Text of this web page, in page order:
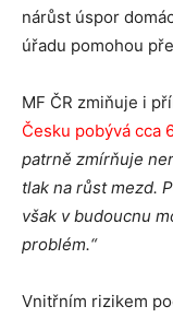
nárůst úspor
úřadu pomohou
MF ČR zmiňuje i
Česku pobývá cca
patrně zmírňuje
tlak na růst mezd.
však v budoucnu
problém.“
Vnitřním rizikem